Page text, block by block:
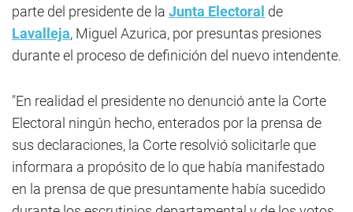
parte del presidente de la Junta Electoral de
Lavalleja, Miguel Azurica, por presuntas presiones
durante el proceso de definición del nuevo intendente.
"En realidad el presidente no denunció ante la Corte
Electoral ningún hecho, enterados por la prensa de
sus declaraciones, la Corte resolvió solicitarle que
informara a propósito de lo que había manifestado
en la prensa de que presuntamente había sucedido